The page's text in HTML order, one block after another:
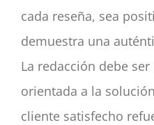
cada reseña, sea
demuestra una
La redacción debe
orientada a la
cliente satisfecho